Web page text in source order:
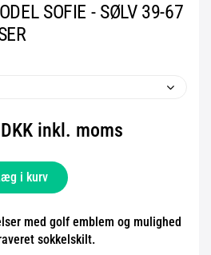
SOFIE - SØLV 39-67
inkl. moms
i kurv
med golf emblem og mulighed
sokkelskilt.